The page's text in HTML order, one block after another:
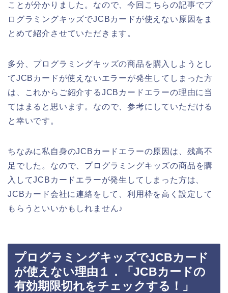
ことが分かりました。なので、今回こちらの記事でプ
ログラミングキッズでJCBカードが使えない原因をま
とめて紹介させていただきます。
多分、プログラミングキッズの商品を購入しようとし
てJCBカードが使えないエラーが発生してしまった方
は、これからご紹介するJCBカードエラーの理由に当
てはまると思います。なので、参考にしていただける
と幸いです。
ちなみに私自身のJCBカードエラーの原因は、残高不
足でした。なので、プログラミングキッズの商品を購
入してJCBカードエラーが発生してしまった方は、
JCBカード会社に連絡をして、利用枠を高く設定して
もらうといいかもしれません♪
プログラミングキッズでJCBカード
が使えない理由１．「JCBカードの
有効期限切れをチェックする！」